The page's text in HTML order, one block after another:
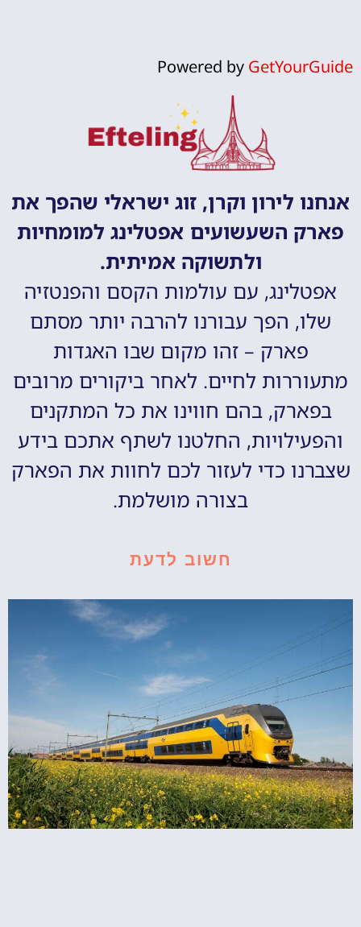
Powered by GetYourGuide
אנחנו לירון וקרן, זוג ישראלי שהפך את
פארק השעשועים אפטלינג למומחיות
ולתשוקה אמיתית.
אפטלינג, עם עולמות הקסם והפנטזיה
שלו, הפך עבורנו להרבה יותר מסתם
פארק – זהו מקום שבו האגדות
מתעוררות לחיים. לאחר ביקורים מרובים
בפארק, בהם חווינו את כל המתקנים
והפעילויות, החלטנו לשתף אתכם בידע
שצברנו כדי לעזור לכם לחוות את הפארק
בצורה מושלמת.
חשוב לדעת